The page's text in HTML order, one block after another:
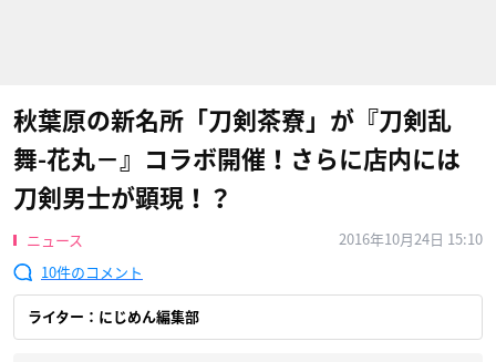
秋葉原の新名所「刀剣茶寮」が『刀剣乱
舞-花丸−』コラボ開催！さらに店内には
刀剣男士が顕現！？
ニュース
2016年10月24日 15:10
10
ライター：にじめん編集部